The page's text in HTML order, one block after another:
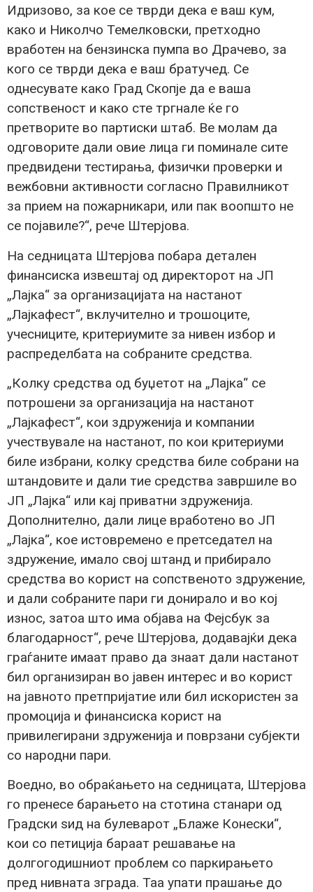
Идризово, за кое се тврди дека е ваш кум,
како и Николчо Темелковски, претходно
вработен на бензинска пумпа во Драчево, за
кого се тврди дека е ваш братучед. Се
однесувате како Град Скопје да е ваша
сопственост и како сте тргнале ќе го
претворите во партиски штаб. Ве молам да
одговорите дали овие лица ги поминале сите
предвидени тестирања, физички проверки и
вежбовни активности согласно Правилникот
за прием на пожарникари, или пак воопшто не
се појавиле?“, рече Штерјова.
На седницата Штерјова побара детален
финансиска извештај од директорот на ЈП
„Лајка“ за организацијата на настанот
„Лајкафест“, вклучително и трошоците,
учесниците, критериумите за нивен избор и
распределбата на собраните средства.
„Колку средства од буџетот на „Лајка“ се
потрошени за организација на настанот
„Лајкафест“, кои здруженија и компании
учествувале на настанот, по кои критериуми
биле избрани, колку средства биле собрани на
штандовите и дали тие средства завршиле во
ЈП „Лајка“ или кај приватни здруженија.
Дополнително, дали лице вработено во ЈП
„Лајка“, кое истовремено е претседател на
здружение, имало свој штанд и прибирало
средства во корист на сопственото здружение,
и дали собраните пари ги донирало и во кој
износ, затоа што има објава на Фејсбук за
благодарност“, рече Штерјова, додавајќи дека
граѓаните имаат право да знаат дали настанот
бил организиран во јавен интерес и во корист
на јавното претпријатие или бил искористен за
промоција и финансиска корист на
привилегирани здруженија и поврзани субјекти
со народни пари.
Воедно, во обраќањето на седницата, Штерјова
го пренесе барањето на стотина станари од
Градски ѕид на булеварот „Блаже Конески“,
кои со петиција бараат решавање на
долгогодишниот проблем со паркирањето
пред нивната зграда. Таа упати прашање до